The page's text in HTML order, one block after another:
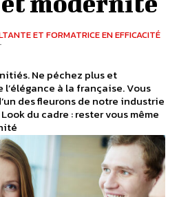
ET FORMATRICE EN EFFICACITÉ
Ne péchez plus et
à la française. Vous
des fleurons de notre industrie
du cadre : rester vous même